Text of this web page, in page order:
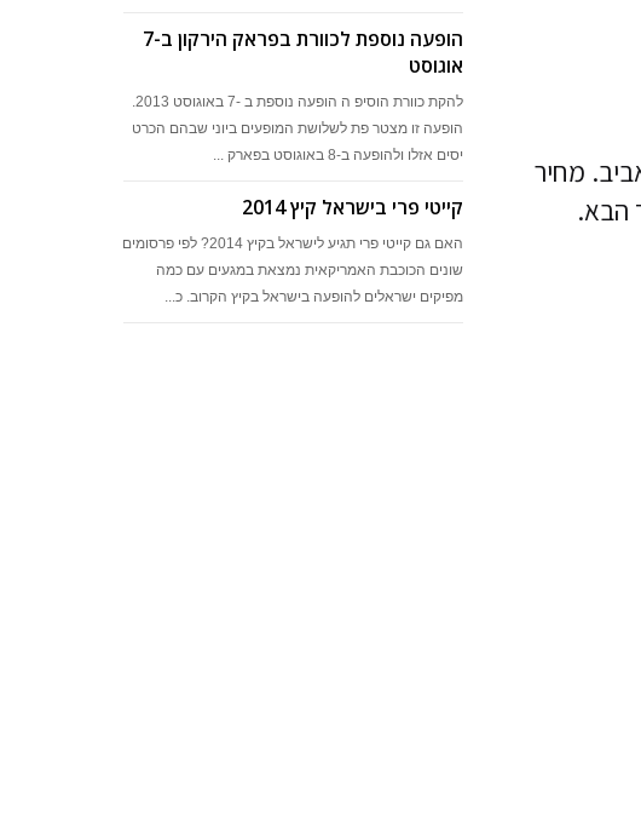
7 ביולי 2015 בשעה במועדון הרדינג 3 בתל אביב. מחיר
הבא.
הופעה נוספת לכוורת בפראק הירקון ב-7
אוגוסט
להקת כוורת הוסיפ ה הופעה נוספת ב -7 באוגוסט 2013.
הופעה זו מצטר פת לשלושת המופעים ביוני שבהם הכרט
יסים אזלו ולהופעה ב-8 באוגוסט בפארק ...
קייטי פרי בישראל קיץ 2014
האם גם קייטי פרי תגיע לישראל בקיץ 2014? לפי פרסומים
שונים הכוכבת האמריקאית נמצאת במגעים עם כמה
מפיקים ישראלים להופעה בישראל בקיץ הקרוב. כ...